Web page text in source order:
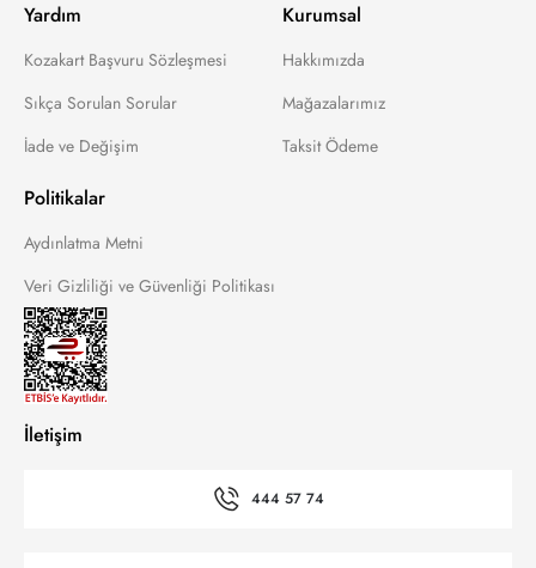
Yardım
Kozakart Başvuru Sözleşmesi
Sıkça Sorulan Sorular
İade ve Değişim
Kurumsal
Hakkımızda
Mağazalarımız
Taksit Ödeme
Politikalar
Aydınlatma Metni
Veri Gizliliği ve Güvenliği Politikası
İletişim
444 57 74